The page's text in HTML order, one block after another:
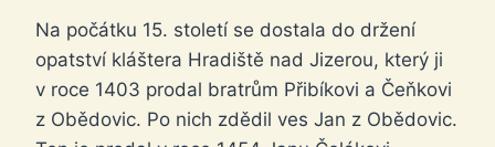
Na počátku 15. století se dostala do držení
opatství kláštera Hradiště nad Jizerou, který ji
v roce 1403 prodal bratrům Přibíkovi a Čeňkovi
z Obědovic. Po nich zdědil ves Jan z Obědovic.